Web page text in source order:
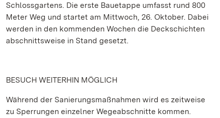
Schlossgartens. Die erste Bauetappe umfasst rund 800
Meter Weg und startet am Mittwoch, 26. Oktober. Dabei
werden in den kommenden Wochen die Deckschichten
abschnittsweise in Stand gesetzt.
BESUCH WEITERHIN MÖGLICH
Während der Sanierungsmaßnahmen wird es zeitweise
zu Sperrungen einzelner Wegeabschnitte kommen.